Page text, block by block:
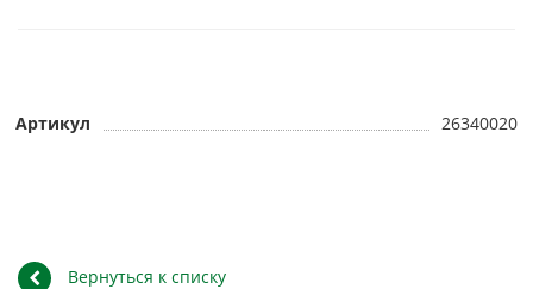
Артикул 26340020
Вернуться к списку